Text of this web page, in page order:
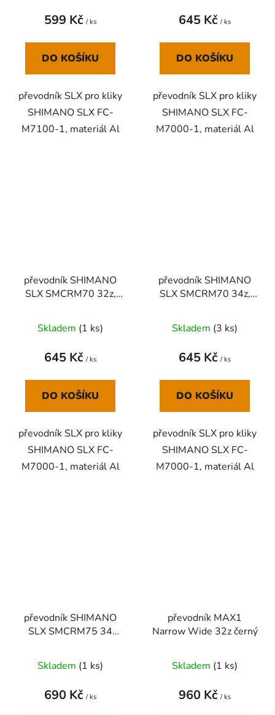
599 Kč / ks
DO KOŠÍKU
převodník SLX pro kliky
SHIMANO SLX FC-
M7100-1, materiál Al
645 Kč / ks
DO KOŠÍKU
převodník SLX pro kliky
SHIMANO SLX FC-
M7000-1, materiál Al
převodník SHIMANO
SLX SMCRM70 32z,
Skladem (1 ks)
645 Kč / ks
DO KOŠÍKU
převodník SLX pro kliky
SHIMANO SLX FC-
M7000-1, materiál Al
převodník SHIMANO
SLX SMCRM70 34z,
Skladem (3 ks)
645 Kč / ks
DO KOŠÍKU
převodník SLX pro kliky
SHIMANO SLX FC-
M7000-1, materiál Al
převodník SHIMANO
SLX SMCRM75 34
Skladem (1 ks)
690 Kč / ks
převodník MAX1
Narrow Wide 32z černý
Skladem (1 ks)
960 Kč / ks